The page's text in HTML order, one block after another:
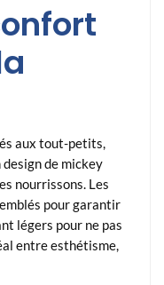
aux tout-petits,
de mickey
nourrissons. Les
pour garantir
légers pour ne pas
entre esthétisme,